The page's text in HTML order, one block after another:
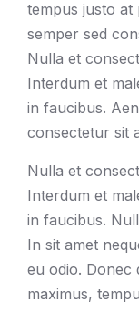
tempus justo
semper sed
Nulla et
Interdum et
in faucibus.
consectetur sit
Nulla et
Interdum et
in faucibus.
In sit amet
eu odio. Donec
maximus,